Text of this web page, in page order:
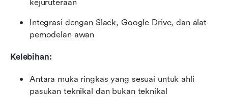
kejuruteraan
Integrasi dengan Slack, Google Drive, dan alat
pemodelan awan
Kelebihan:
Antara muka ringkas yang sesuai untuk ahli
pasukan teknikal dan bukan teknikal